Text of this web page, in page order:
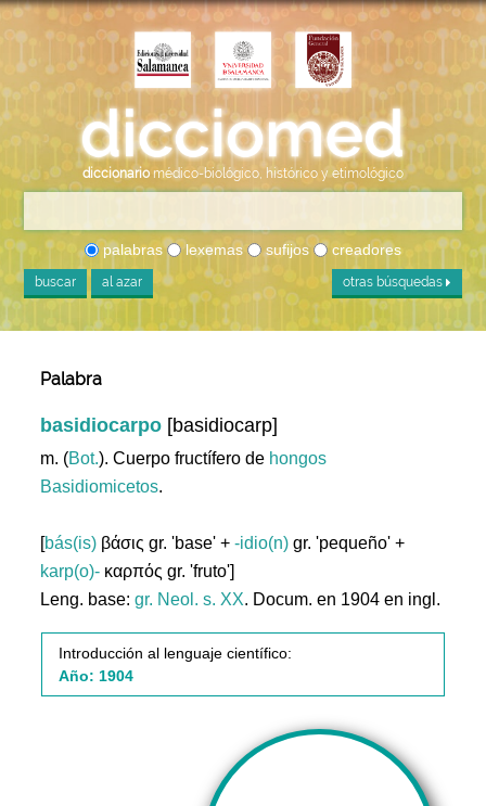
diccionario médico-biológico, histórico y etimológico
palabras lexemas sufijos creadores
buscar al azar otras búsquedas
Palabra
basidiocarpo [basidiocarp]
m. (Bot.). Cuerpo fructífero de hongos
Basidiomicetos.
[bás(is) βάσις gr. 'base' +-idio(n) gr. 'pequeño' +
karp(o)- καρπός gr. 'fruto']
Leng. base:gr. Neol. s. XX. Docum. en 1904 en ingl.
Introducción al lenguaje científico:
Año: 1904